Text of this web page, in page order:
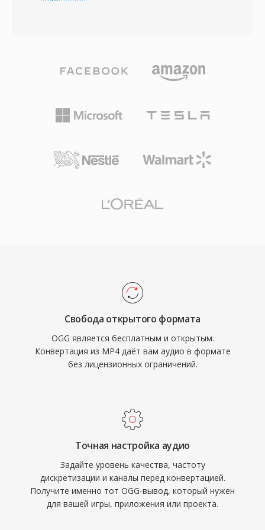
структура и широкая поддержка кодеков
сделали MP4 форматом по умолчанию для
устройств, цифровых камер и медиатек
в MP4 поддерживается всеми основными
веб-браузерами, утвердив эту комбинацию
видео. Эффективные накладные расходы
размере файлов по сетям с ограниченной
полосой пропускания и на устройствах с
ограниченным хранилищем.
неизменно показывают, что Vorbis
сопоставимое с MP3 или превосходящее
его, особенно в диапазоне 96-192 кбит/с.
дискретизации от 8 кГц до 192 кГц и от 1 до
Выдающееся преимущество — полное
Spotify годами использовал Vorbis как
основной стриминговый кодек именно по
этой причине. Формат также более изящно
справляется с деградацией качества на
низких битрейтах, чем многие конкуренты,
поэтому он остаётся популярным в
место. VLC, Firefox, Chrome и Android
обеспечивают нативное декодирование
Свобода открытого формата
OGG является бесплатным и открытым.
Конвертация из MP4 даёт вам аудио в формате
без лицензионных ограничений.
Точная настройка аудио
Задайте уровень качества, частоту
дискретизации и каналы перед конвертацией.
Получите именно тот OGG-вывод, который нужен
для вашей игры, приложения или проекта.